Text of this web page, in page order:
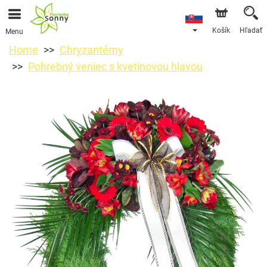
Menu Košík Hľadať
Home
Chryzantémy
Pohrebný veniec s kvetinovou hlavou